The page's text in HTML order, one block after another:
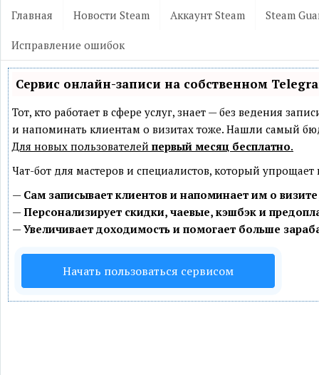
Главная Новости Steam Аккаунт Steam Steam
Исправление ошибок
Сервис онлайн-записи на собственном
Тот, кто работает в сфере услуг, знает — без ведения
и напоминать клиентам о визитах тоже. Нашли самый
Для новых пользователей первый месяц бесплатно.
Чат-бот для мастеров и специалистов, который
— Сам записывает клиентов и напоминает им о
—Персонализирует скидки, чаевые, кэшбэк и
—Увеличивает доходимость и помогает больше
Начать пользоваться сервисом